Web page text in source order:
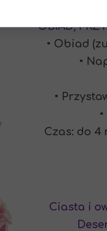
OBIAD,
• Obiad
•
•
Czas: do 4
Ciasta i